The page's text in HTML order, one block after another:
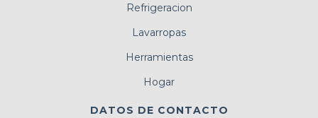
Refrigeracion
Lavarropas
Herramientas
Hogar
DATOS DE CONTACTO